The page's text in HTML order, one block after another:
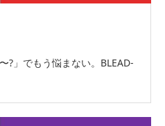
?」でもう悩まない。BLEAD-